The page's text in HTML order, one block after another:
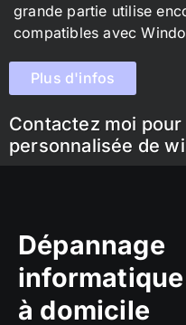
grande partie utilise
compatibles avec
Plus d'infos
Contactez moi
personnalisée de
Dépannage
informatique
à domicile